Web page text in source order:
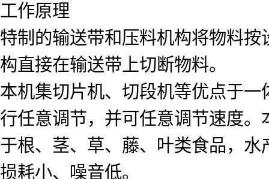
工作原理
特制的输送带和压料机构将物料
构直接在输送带上切断物料。
本机集切片机、切段机等优点于
行任意调节，并可任意调节速度
于根、茎、草、藤、叶类食品，
损耗小、噪音低。